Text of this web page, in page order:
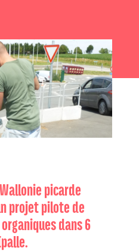
picarde
projet pilote de
dans 6